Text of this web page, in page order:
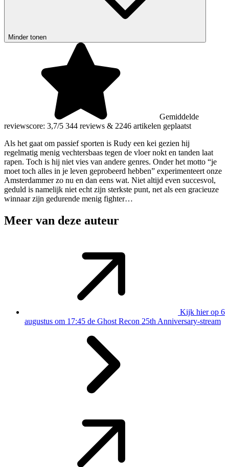
Minder tonen
Gemiddelde
reviewscore: 3,7/5 344 reviews & 2246 artikelen geplaatst
Als het gaat om passief sporten is Rudy een kei gezien hij
regelmatig menig vechtersbaas tegen de vloer nokt en tanden laat
rapen. Toch is hij niet vies van andere genres. Onder het motto “je
moet toch alles in je leven geprobeerd hebben” experimenteert onze
Amsterdammer zo nu en dan eens wat. Niet altijd even succesvol,
geduld is namelijk niet echt zijn sterkste punt, net als een gracieuze
winnaar zijn gedurende menig fighter…
Meer van deze auteur
Kijk hier op 6
augustus om 17:45 de Ghost Recon 25th Anniversary-stream